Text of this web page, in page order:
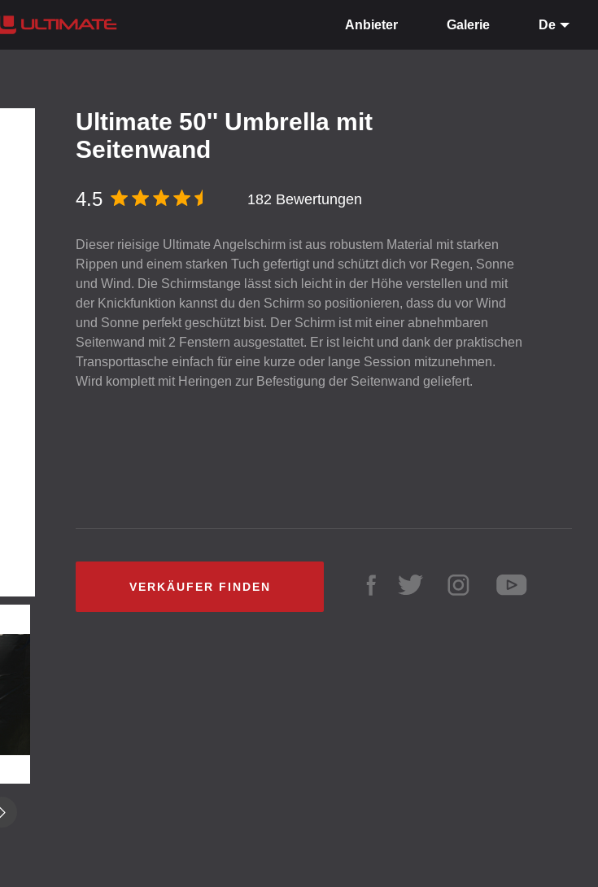
Anbieter Galerie De
Ultimate 50'' Umbrella mit
Seitenwand
4.5 182 Bewertungen
Dieser rieisige Ultimate Angelschirm ist aus robustem Material mit starken
Rippen und einem starken Tuch gefertigt und schützt dich vor Regen, Sonne
und Wind. Die Schirmstange lässt sich leicht in der Höhe verstellen und mit
der Knickfunktion kannst du den Schirm so positionieren, dass du vor Wind
und Sonne perfekt geschützt bist. Der Schirm ist mit einer abnehmbaren
Seitenwand mit 2 Fenstern ausgestattet. Er ist leicht und dank der praktischen
Transporttasche einfach für eine kurze oder lange Session mitzunehmen.
Wird komplett mit Heringen zur Befestigung der Seitenwand geliefert.
VERKÄUFER FINDEN